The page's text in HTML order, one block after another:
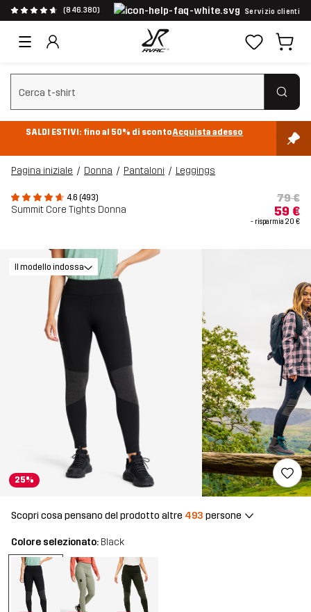
(846.380) Servizio clienti
Cancella ricerca
SALDI ESTIVI: fino al 50% di scontoAcquista adesso
Pagina iniziale Donna Pantaloni Leggings
4.6 (493)
Summit Core Tights Donna
79 €
59 €
- risparmia 20 €
25%
Il modello indossa
Scopri cosa pensano del prodotto altre 493 persone
Colore selezionato: Black